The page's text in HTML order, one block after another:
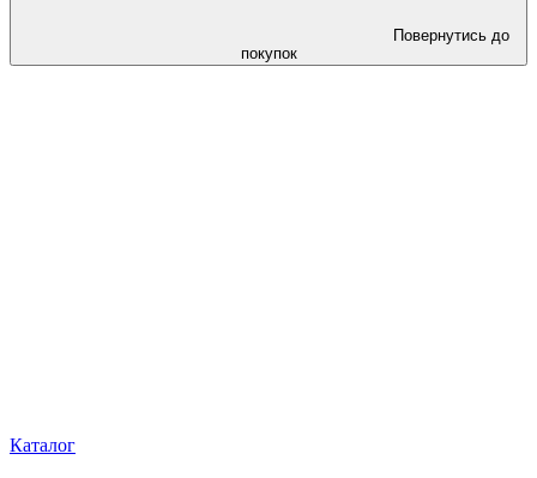
Повернутись до
покупок
Каталог